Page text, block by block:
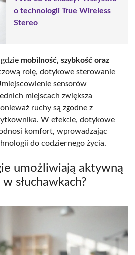
o technologii True Wireless
Stereo
mobilność, szybkość oraz
rolę, dotykowe sterowanie
sensorów
miejscach zwiększa
ruchy są zgodne z
W efekcie, dotykowe
komfort, wprowadzając
do codziennego życia.
umożliwiają aktywną
słuchawkach?